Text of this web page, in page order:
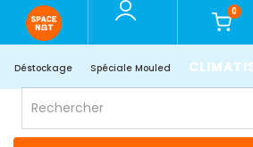
0
Déstockage Spéciale Mouled